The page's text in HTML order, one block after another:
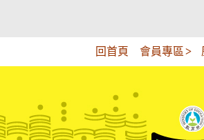
回首頁 會員專區